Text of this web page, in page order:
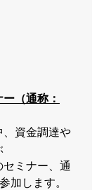
（通称：
、資金調達や
ミナー、通
加します。